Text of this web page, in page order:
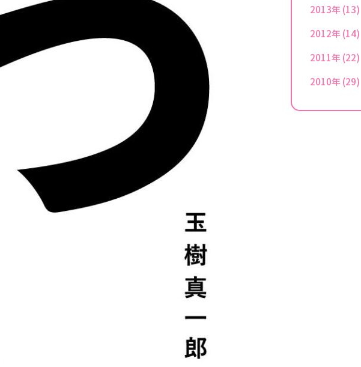
2013年(13)
2012年(14)
2011年(22)
2010年(29)